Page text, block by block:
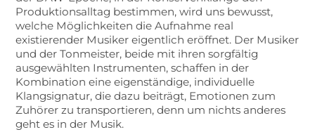
Produktionsalltag bestimmen, wird uns bewusst,
welche Möglichkeiten die Aufnahme real
existierender Musiker eigentlich eröffnet. Der Musiker
und der Tonmeister, beide mit ihren sorgfältig
ausgewählten Instrumenten, schaffen in der
Kombination eine eigenständige, individuelle
Klangsignatur, die dazu beiträgt, Emotionen zum
Zuhörer zu transportieren, denn um nichts anderes
geht es in der Musik.